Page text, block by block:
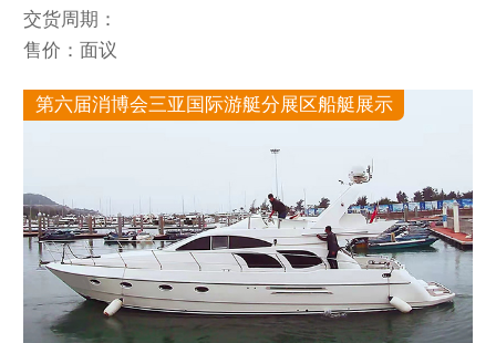
交货周期：
售价：面议
第六届消博会三亚国际游艇分展区船艇展示